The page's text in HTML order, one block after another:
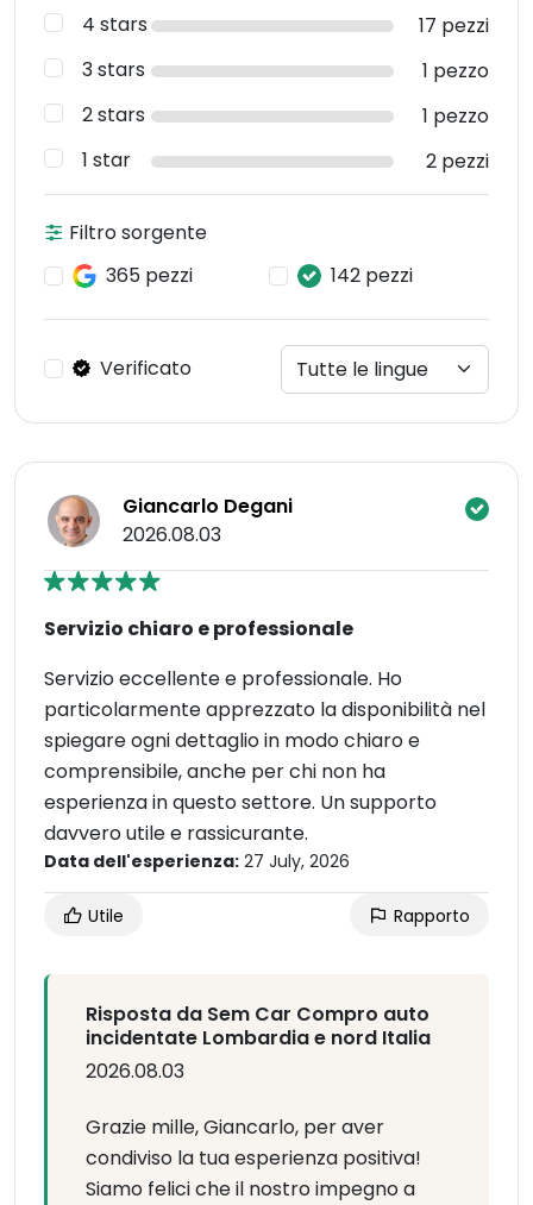
4 stars
17 pezzi
3 stars
1 pezzo
2 stars
1 pezzo
1 star
2 pezzi
Filtro sorgente
365 pezzi
142 pezzi
Verificato
Giancarlo Degani
2026.08.03
Servizio chiaro e professionale
Servizio eccellente e professionale. Ho
particolarmente apprezzato la disponibilità nel
spiegare ogni dettaglio in modo chiaro e
comprensibile, anche per chi non ha
esperienza in questo settore. Un supporto
davvero utile e rassicurante.
Data dell'esperienza: 27 July, 2026
Utile Rapporto
Risposta da Sem Car Compro auto
incidentate Lombardia e nord Italia
2026.08.03
Grazie mille, Giancarlo, per aver
condiviso la tua esperienza positiva!
Siamo felici che il nostro impegno a